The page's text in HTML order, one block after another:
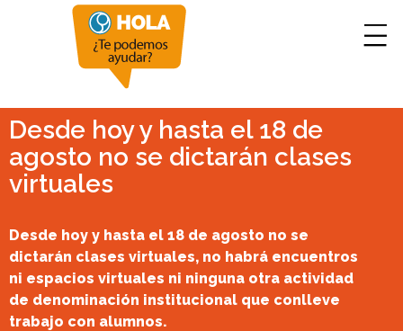
Desde hoy y hasta el 18 de
agosto no se dictarán clases
virtuales
Desde hoy y hasta el 18 de agosto no se
dictarán clases virtuales, no habrá encuentros
ni espacios virtuales ni ninguna otra actividad
de denominación institucional que conlleve
trabajo con alumnos.